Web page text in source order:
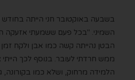
בשבעה באוקטובר חני הייתה בחודש
השמיני. "בכל פעם ששמעתי אזעקה
הבטן נהייתה קשה כמו אבן ולקח
ממש חרדתי לעובר. בנוסף לכך
הלמידה מרחוק, ושלא כמו בקורונה,